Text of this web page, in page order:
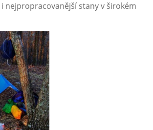
nejpropracovanější stany v širokém